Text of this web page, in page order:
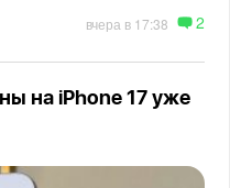
вчера в 17:38 2
на iPhone 17 уже